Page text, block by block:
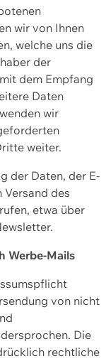
wir von Ihnen
welche uns die
der
dem Empfang
Daten
wir
weiter.
der Daten, der E-
Versand des
etwa über
Werbe-Mails
von nicht
Die
rechtliche